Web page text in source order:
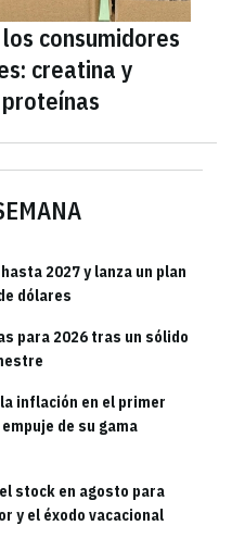
2027 y lanza un plan
dólares
para 2026 tras un sólido
inflación en el primer
de su gama
stock en agosto para
y el éxodo vacacional
consumidores
creatina y